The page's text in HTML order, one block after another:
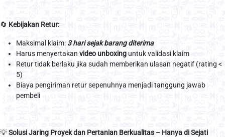
🔄 Kebijakan Retur:
Maksimal klaim: 3 hari sejak barang diterima
Harus menyertakan video unboxinguntuk validasi klaim
Retur tidak berlaku jika sudah memberikan ulasan negatif (rating <
5)
Biaya pengiriman retur sepenuhnya menjadi tanggung jawab
pembeli
💡Solusi Jaring Proyek dan Pertanian Berkualitas – Hanya di Sejati